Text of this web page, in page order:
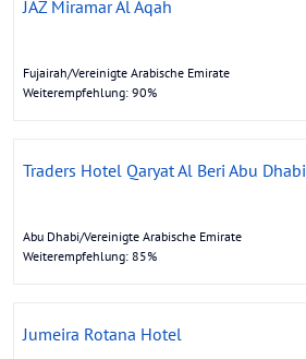
JAZ Miramar Al Aqah
Fujairah/Vereinigte Arabische Emirate
Weiterempfehlung: 90%
Traders Hotel Qaryat Al Beri Abu Dhabi
Abu Dhabi/Vereinigte Arabische Emirate
Weiterempfehlung: 85%
Jumeira Rotana Hotel